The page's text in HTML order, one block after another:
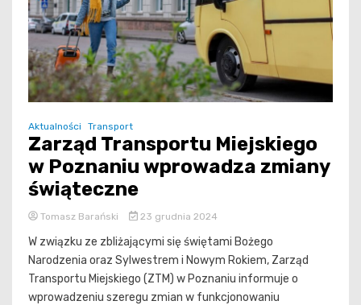
Aktualności Transport
Zarząd Transportu Miejskiego
w Poznaniu wprowadza zmiany
świąteczne
Tomasz Barański 23 grudnia 2024
W związku ze zbliżającymi się świętami Bożego
Narodzenia oraz Sylwestrem i Nowym Rokiem, Zarząd
Transportu Miejskiego (ZTM) w Poznaniu informuje o
wprowadzeniu szeregu zmian w funkcjonowaniu